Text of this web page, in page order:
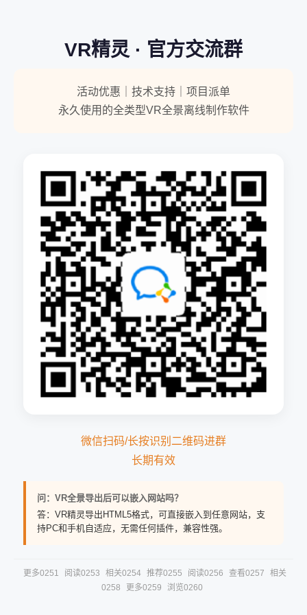
VR精灵 · 官方交流群
活动优惠｜技术支持｜项目派单
永久使用的全类型VR全景离线制作软件
微信扫码/长按识别二维码进群
长期有效
问：VR全景导出后可以嵌入网站吗？
答：VR精灵导出HTML5格式，可直接嵌入到任意网站，支
持PC和手机自适应，无需任何插件，兼容性强。
更多0251 阅读0253 相关0254 推荐0255 阅读0256 查看0257
相关
0258
更多0259 浏览0260